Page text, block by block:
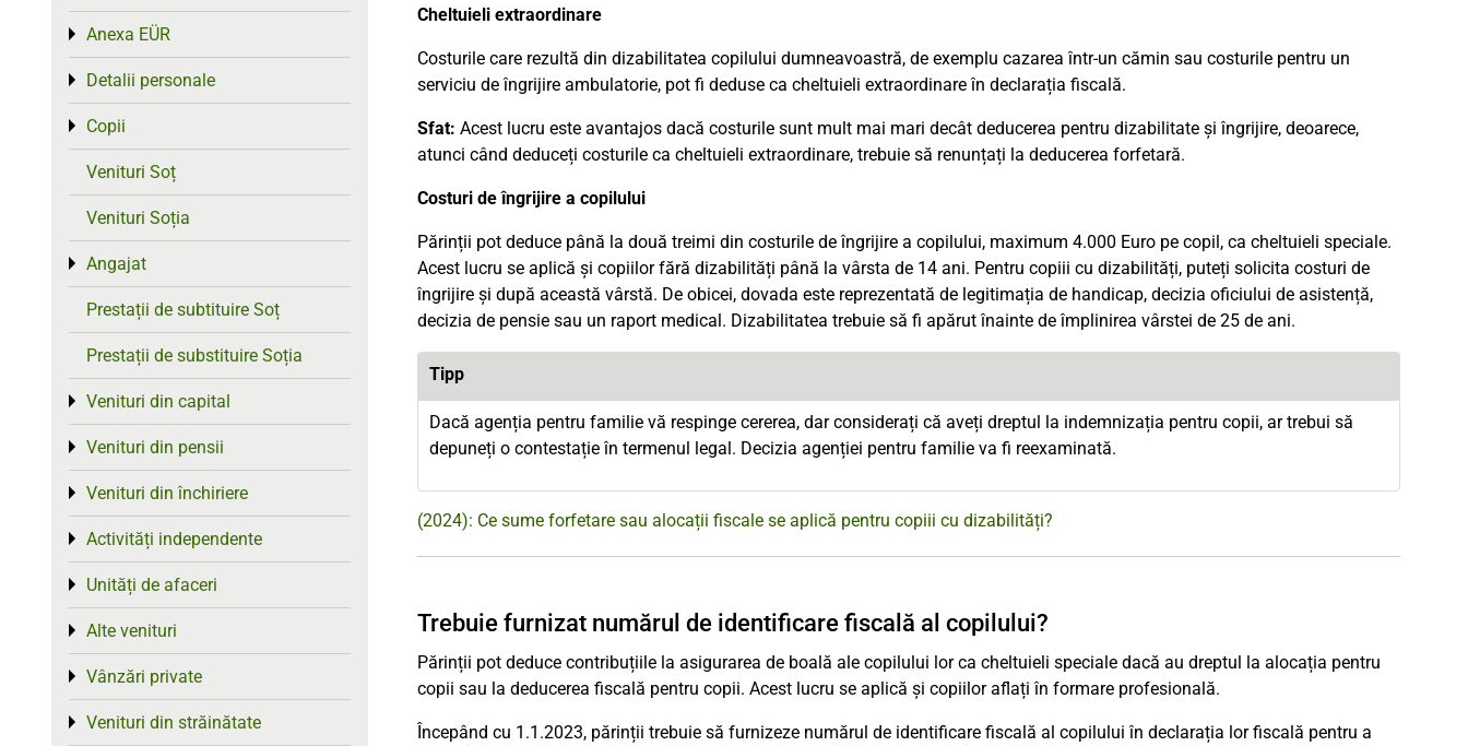
Cheltuieli extraordinare
Costurile care rezultă din dizabilitatea copilului dumneavoastră, de exemplu cazarea într-un cămin sau costurile pentru un
serviciu de îngrijire ambulatorie, pot fi deduse ca cheltuieli extraordinare în declarația fiscală.
Sfat: Acest lucru este avantajos dacă costurile sunt mult mai mari decât deducerea pentru dizabilitate și îngrijire, deoarece,
atunci când deduceți costurile ca cheltuieli extraordinare, trebuie să renunțați la deducerea forfetară.
Costuri de îngrijire a copilului
Părinții pot deduce până la două treimi din costurile de îngrijire a copilului, maximum 4.000 Euro pe copil, ca cheltuieli speciale.
Acest lucru se aplică și copiilor fără dizabilități până la vârsta de 14 ani. Pentru copiii cu dizabilități, puteți solicita costuri de
îngrijire și după această vârstă. De obicei, dovada este reprezentată de legitimația de handicap, decizia oficiului de asistență,
decizia de pensie sau un raport medical. Dizabilitatea trebuie să fi apărut înainte de împlinirea vârstei de 25 de ani.
Tipp
Dacă agenția pentru familie vă respinge cererea, dar considerați că aveți dreptul la indemnizația pentru copii, ar trebui să
depuneți o contestație în termenul legal. Decizia agenției pentru familie va fi reexaminată.
(2024): Ce sume forfetare sau alocații fiscale se aplică pentru copiii cu dizabilități?
Trebuie furnizat numărul de identificare fiscală al copilului?
Părinții pot deduce contribuțiile la asigurarea de boală ale copilului lor ca cheltuieli speciale dacă au dreptul la alocația pentru
copii sau la deducerea fiscală pentru copii. Acest lucru se aplică și copiilor aflați în formare profesională.
Începând cu 1.1.2023, părinții trebuie să furnizeze numărul de identificare fiscală al copilului în declarația lor fiscală pentru a
Anexa EÜR
Toggle menu
Detalii personale
Toggle menu
Copii
Toggle menu
Venituri Soț
Venituri Soția
Angajat
Toggle menu
Prestații de subtituire Soț
Prestații de substituire Soția
Venituri din capital
Toggle menu
Venituri din pensii
Toggle menu
Venituri din închiriere
Toggle menu
Activități independente
Toggle menu
Unități de afaceri
Toggle menu
Alte venituri
Toggle menu
Vânzări private
Toggle menu
Venituri din străinătate
Toggle menu